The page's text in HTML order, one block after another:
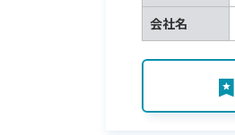
会社名